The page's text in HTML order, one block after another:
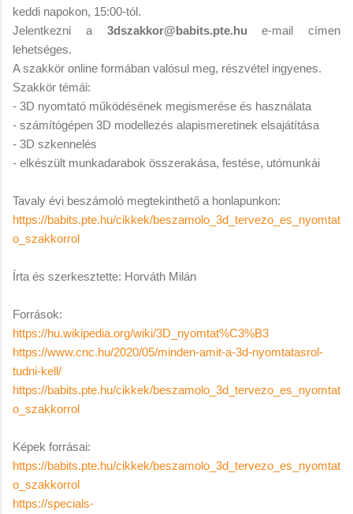
keddi napokon, 15:00-tól.
Jelentkezni a 3dszakkor@babits.pte.hu e-mail címen
lehetséges.
A szakkör online formában valósul meg, részvétel ingyenes.
Szakkör témái:
- 3D nyomtató működésének megismerése és használata
- számítógépen 3D modellezés alapismeretinek elsajátítása
- 3D szkennelés
- elkészült munkadarabok összerakása, festése, utómunkái
Tavaly évi beszámoló megtekinthető a honlapunkon:
https://babits.pte.hu/cikkek/beszamolo_3d_tervezo_es_nyomtat
o_szakkorrol
Írta és szerkesztette: Horváth Milán
Források:
https://hu.wikipedia.org/wiki/3D_nyomtat%C3%B3
https://www.cnc.hu/2020/05/minden-amit-a-3d-nyomtatasrol-
tudni-kell/
https://babits.pte.hu/cikkek/beszamolo_3d_tervezo_es_nyomtat
o_szakkorrol
Képek forrásai:
https://babits.pte.hu/cikkek/beszamolo_3d_tervezo_es_nyomtat
o_szakkorrol
https://specials-